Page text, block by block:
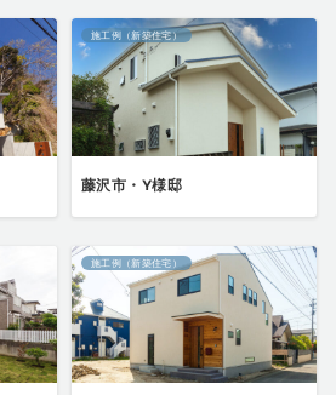
施工例（新築住宅）
藤沢市・Y様邸
施工例（新築住宅）